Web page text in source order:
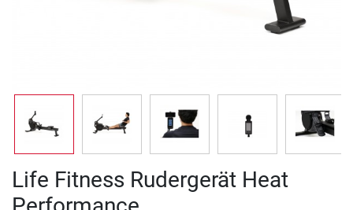
Life Fitness Rudergerät Heat